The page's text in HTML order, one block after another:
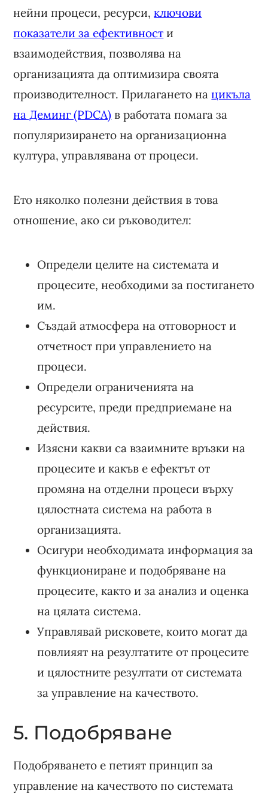
нейни процеси, ресурси,ключови
показатели за ефективност и
взаимодействия, позволява на
организацията да оптимизира своята
производителност. Прилагането на цикъла
на Деминг (PDCA) в работата помага за
популяризирането на организационна
култура, управлявана от процеси.
Ето няколко полезни действия в това
отношение, ако си ръководител:
Определи целите на системата и
процесите, необходими за постигането
им.
Създай атмосфера на отговорност и
отчетност при управлението на
процеси.
Определи ограниченията на
ресурсите, преди предприемане на
действия.
Изясни какви са взаимните връзки на
процесите и какъв е ефектът от
промяна на отделни процеси върху
цялостната система на работа в
организацията.
Осигури необходимата информация за
функциониране и подобряване на
процесите, както и за анализ и оценка
на цялата система.
Управлявай рисковете, които могат да
повлияят на резултатите от процесите
и цялостните резултати от системата
за управление на качеството.
5. Подобряване
Подобряването е петият принцип за
управление на качеството по системата